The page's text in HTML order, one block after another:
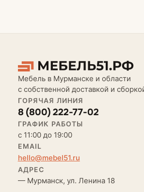
Мебель в Мурманске и области
с собственной доставкой и
ГОРЯЧАЯ ЛИНИЯ
8 (800) 222-77-02
ГРАФИК РАБОТЫ
с 11:00 до 19:00
EMAIL
hello@mebel51.ru
АДРЕС
— Мурманск, ул. Ленина 18